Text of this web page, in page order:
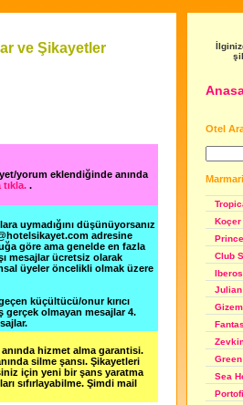
ve Şikayetler
yorum eklendiğinde anında
tıkla. .
uymadığını düşünüyorsanız
adresine
göre ama genelde en fazla
mesajlar ücretsiz olarak
üyeler öncelikli olmak üzere
küçültücü/onur kırıcı
gerçek olmayan mesajlar 4.
anında hizmet alma garantisi.
silme şansı. Şikayetleri
için yeni bir şans yaratma
sıfırlayabilme. Şimdi mail
Otel
Koçer
Club
Julian
Sea